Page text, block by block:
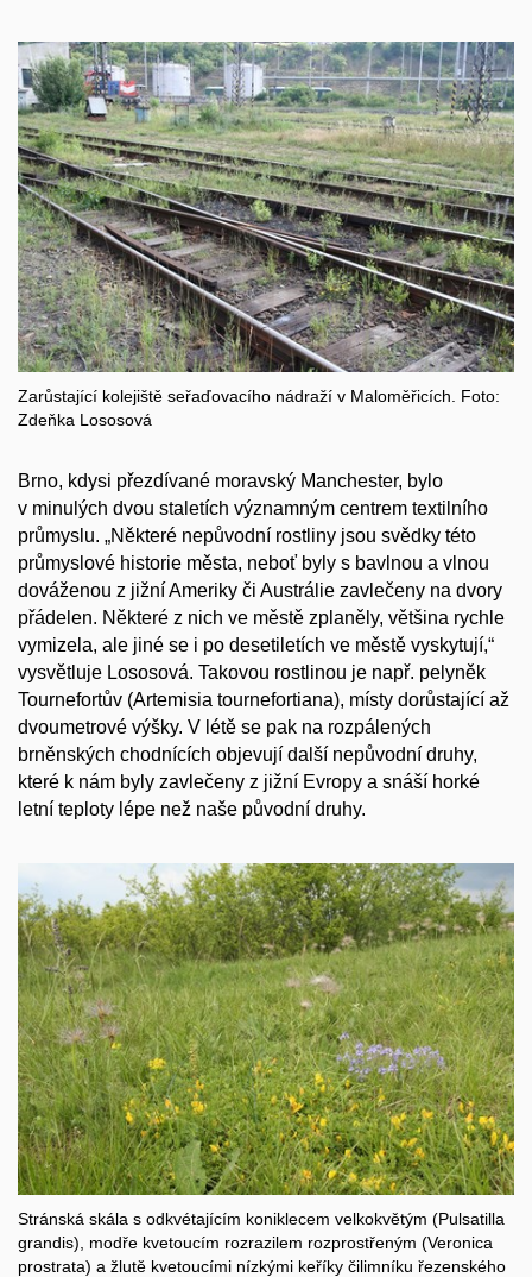
Zarůstající kolejiště seřaďovacího nádraží v Maloměřicích. Foto:
Zdeňka Lososová
Brno, kdysi přezdívané moravský Manchester, bylo
v minulých dvou staletích významným centrem textilního
průmyslu. „Některé nepůvodní rostliny jsou svědky této
průmyslové historie města, neboť byly s bavlnou a vlnou
dováženou z jižní Ameriky či Austrálie zavlečeny na dvory
přádelen. Některé z nich ve městě zplaněly, většina rychle
vymizela, ale jiné se i po desetiletích ve městě vyskytují,“
vysvětluje Lososová. Takovou rostlinou je např. pelyněk
Tournefortův (Artemisia tournefortiana), místy dorůstající až
dvoumetrové výšky. V létě se pak na rozpálených
brněnských chodnících objevují další nepůvodní druhy,
které k nám byly zavlečeny z jižní Evropy a snáší horké
letní teploty lépe než naše původní druhy.
Stránská skála s odkvétajícím koniklecem velkokvětým (Pulsatilla
grandis), modře kvetoucím rozrazilem rozprostřeným (Veronica
prostrata) a žlutě kvetoucími nízkými keříky čilimníku řezenského